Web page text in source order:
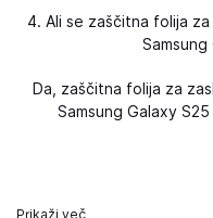
4. Ali se zaščitna folija
Da, zaščitna folija za
Samsung Galaxy
Prikaži več